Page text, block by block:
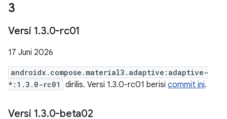
3
Versi 1.3.0-rc01
17 Juni 2026
androidx.compose.material3.adaptive:adaptive-
*:1.3.0-rc01
dirilis. Versi 1.3.0-rc01 berisi commit ini.
Versi 1.3.0-beta02